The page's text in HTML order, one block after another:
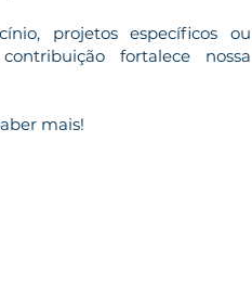
projetos específicos ou
fortalece nossa
mais!